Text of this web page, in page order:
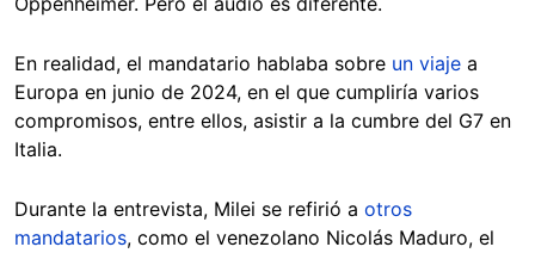
En realidad, el mandatario hablaba sobre un viaje a
Europa en junio de 2024, en el que cumpliría varios
compromisos, entre ellos, asistir a la cumbre del G7 en
Italia.
Durante la entrevista, Milei se refirió a otros
mandatarios, como el venezolano Nicolás Maduro, el